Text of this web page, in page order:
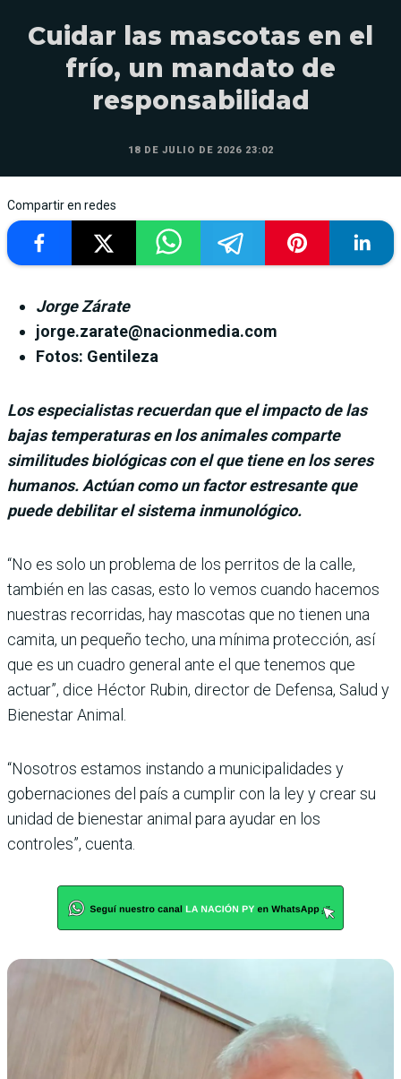
Cuidar las mascotas en el
frío, un mandato de
responsabilidad
18 DE JULIO DE 2026 23:02
Compartir en redes
Jorge Zárate
jorge.zarate@nacionmedia.com
Fotos: Gentileza
Los especialistas recuerdan que el impacto de las
bajas temperaturas en los animales comparte
similitudes biológicas con el que tiene en los seres
humanos. Actúan como un factor estresante que
puede debilitar el sistema inmunológico.
“No es solo un problema de los perritos de la calle,
también en las casas, esto lo vemos cuando hacemos
nuestras recorridas, hay mascotas que no tienen una
camita, un pequeño techo, una mínima protección, así
que es un cuadro general ante el que tenemos que
actuar”, dice Héctor Rubin, director de Defensa, Salud y
Bienestar Animal.
“Nosotros estamos instando a municipalidades y
gobernaciones del país a cumplir con la ley y crear su
unidad de bienestar animal para ayudar en los
controles”, cuenta.